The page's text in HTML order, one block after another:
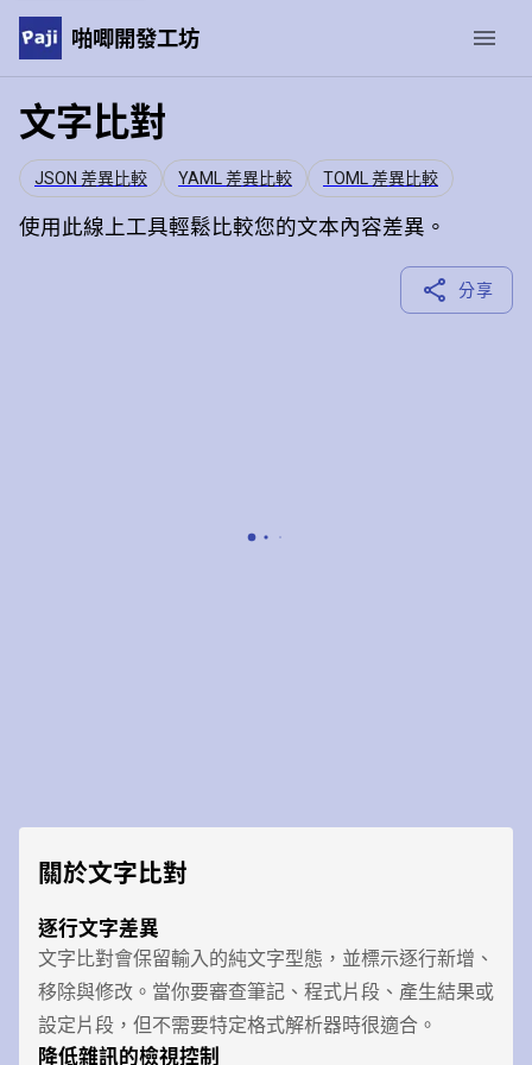
啪唧開發工坊
文字比對
JSON 差異比較 YAML 差異比較 TOML 差異比較
使用此線上工具輕鬆比較您的文本內容差異。
分享
關於文字比對
逐行文字差異
文字比對會保留輸入的純文字型態，並標示逐行新增、
移除與修改。當你要審查筆記、程式片段、產生結果或
設定片段，但不需要特定格式解析器時很適合。
降低雜訊的檢視控制